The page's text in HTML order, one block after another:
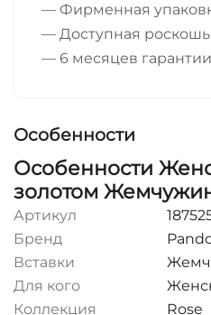
— Фирменная
— Доступная роскошь
— 6 месяцев гарантии
Особенности
Особенности
золотом
Moments
Артикул
Бренд
Вставки
Для кого
Коллекция
Rose